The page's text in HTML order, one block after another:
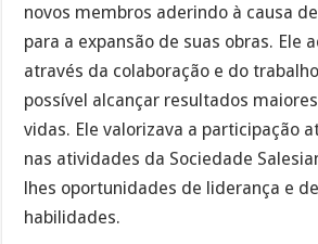
novos membros aderindo à causa
para a expansão de suas obras. Ele
através da colaboração e do
possível alcançar resultados
vidas. Ele valorizava a participação
nas atividades da Sociedade
lhes oportunidades de liderança e
habilidades.